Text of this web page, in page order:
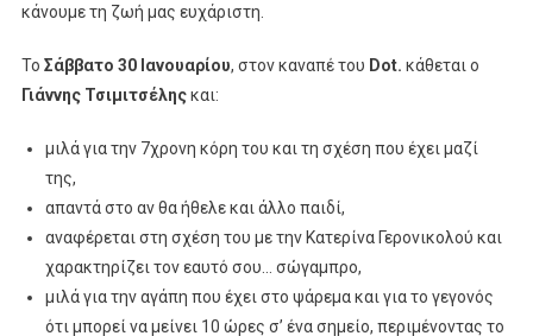
κάνουμε τη ζωή μας ευχάριστη.
Το Σάββατο 30 Ιανουαρίου, στον καναπέ του Dot. κάθεται ο
Γιάννης Τσιμιτσέληςκαι:
μιλά για την 7χρονη κόρη του και τη σχέση που έχει μαζί
της,
απαντά στο αν θα ήθελε και άλλο παιδί,
αναφέρεται στη σχέση του με την Κατερίνα Γερονικολού και
χαρακτηρίζει τον εαυτό σου… σώγαμπρο,
μιλά για την αγάπη που έχει στο ψάρεμα και για το γεγονός
ότι μπορεί να μείνει 10 ώρες σ’ ένα σημείο, περιμένοντας το